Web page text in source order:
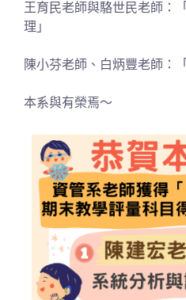
王育民老師與駱世民老師 ： 「
理 」
陳小芬老師、白炳豐老師：「
本系與有榮焉～